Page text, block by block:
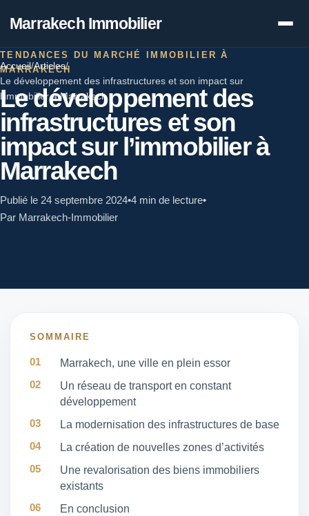
Marrakech Immobilier
Accueil/Articles/
Le développement des infrastructures et son impact sur
l’immobilier à Marrakech
TENDANCES DU MARCHÉ IMMOBILIER À
MARRAKECH
Le développement des
infrastructures et son
impact sur l’immobilier à
Marrakech
Publié le 24 septembre 2024•4 min de lecture•
Par Marrakech-Immobilier
SOMMAIRE
Marrakech, une ville en plein essor
Un réseau de transport en constant
développement
La modernisation des infrastructures de base
La création de nouvelles zones d’activités
Une revalorisation des biens immobiliers
existants
En conclusion